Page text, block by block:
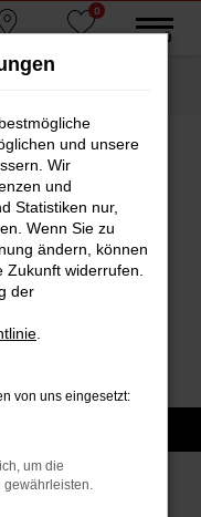
0
MENÜ
und unsere
Wir
und
Statistiken nur,
Wenn Sie zu
ändern, können
widerrufen.
der
von uns eingesetzt:
um die
gewährleisten.